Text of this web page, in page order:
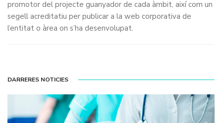
promotor del projecte guanyador de cada àmbit, així com un
segell acreditatiu per publicar a la web corporativa de
l’entitat o àrea on s’ha desenvolupat.
DARRERES NOTICIES